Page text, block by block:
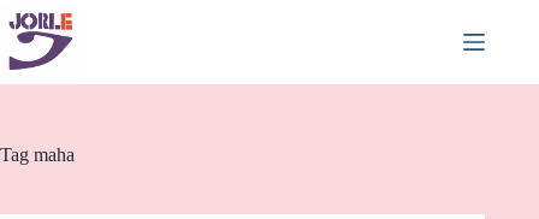
Pular
para
conteúdo
Tag maha